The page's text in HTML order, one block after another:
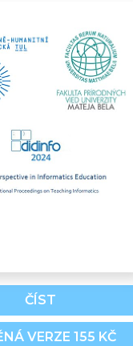
ČÍST
VERZE 155 KČ